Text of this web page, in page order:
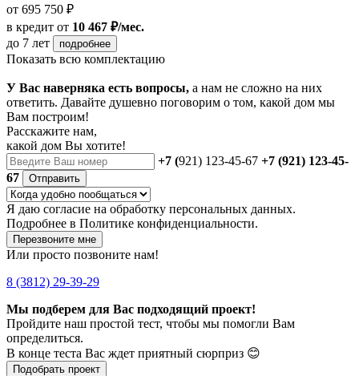
от 695 750 ₽
в кредит от 10 467 ₽/мес.
до 7 лет
подробнее
Показать всю комплектацию
У Вас наверняка есть вопросы, а нам не сложно на них
ответить. Давайте душевно поговорим о том, какой дом мы
Вам построим!
Расскажите нам,
какой дом Вы хотите!
+7 (921) 123-45-67 +7 (921) 123-45-
67
Отправить
Я даю согласие на обработку персональных данных.
Подробнее в Политике конфиденциальности.
Перезвоните мне
Или просто позвоните нам!
8 (3812) 29-39-29
Мы подберем для Вас подходящий проект!
Пройдите наш простой тест, чтобы мы помогли Вам
определиться.
В конце теста Вас ждет приятный сюрприз 😊
Подобрать проект